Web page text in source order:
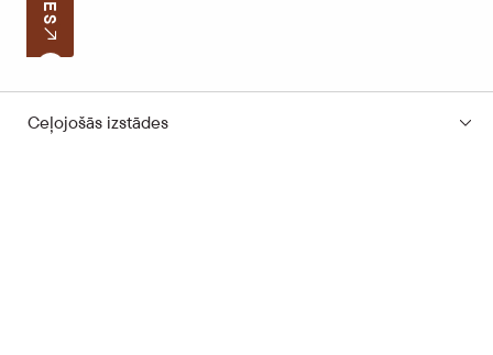
Ceļojošās izstādes